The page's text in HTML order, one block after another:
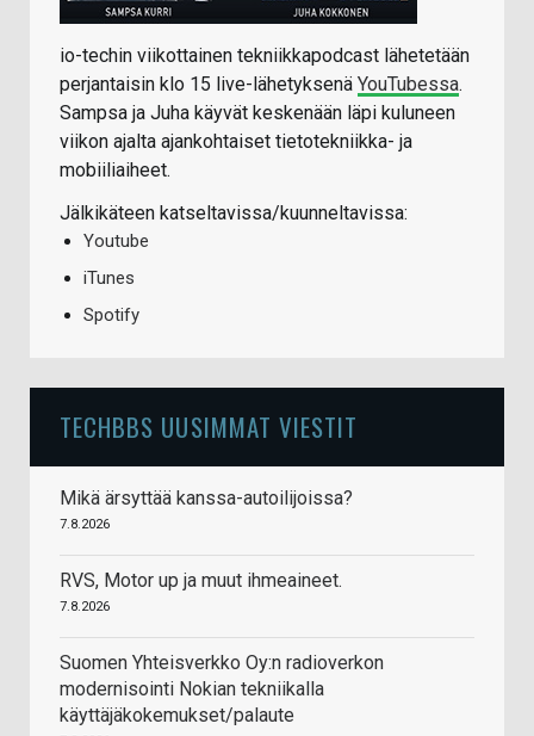
io-techin viikottainen tekniikkapodcast lähetetään
perjantaisin klo 15 live-lähetyksenä YouTubessa.
Sampsa ja Juha käyvät keskenään läpi kuluneen
viikon ajalta ajankohtaiset tietotekniikka- ja
mobiiliaiheet.
Jälkikäteen katseltavissa/kuunneltavissa:
Youtube
iTunes
Spotify
TECHBBS UUSIMMAT VIESTIT
Mikä ärsyttää kanssa-autoilijoissa?
7.8.2026
RVS, Motor up ja muut ihmeaineet.
7.8.2026
Suomen Yhteisverkko Oy:n radioverkon
modernisointi Nokian tekniikalla
käyttäjäkokemukset/palaute